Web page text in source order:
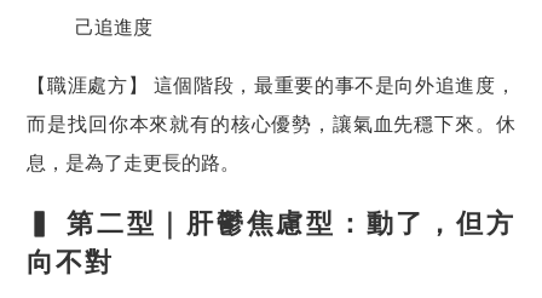
己追進度
【職涯處方】
這個階段，最重要的事不是向外追進度，
而是找回你本來就有的核心優勢 ，讓氣血先穩下來。休
息，是為了走更長的路。
▍ 第二型｜肝鬱焦慮型：動了，但方
向不對